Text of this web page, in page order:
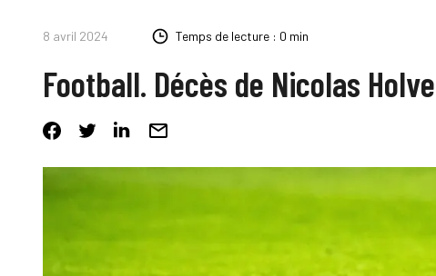
8 avril 2024 Temps de lecture : 0 min
Football. Décès de Nicolas